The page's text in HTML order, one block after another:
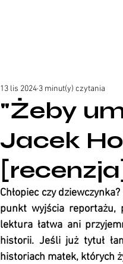
"Żeby
Jacek
13 lis 2024 3 minut(y) czytania
Chłopiec czy
punkt wyjścia reportażu,
lektura łatwa ani
historii. Jeśli już tytuł
historiach matek, których